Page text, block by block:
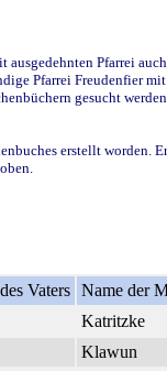
Pfarrei
Pfarrei Freudenfier
gesucht
erstellt worden.
Vaters Name der
Katritzke
Klawun